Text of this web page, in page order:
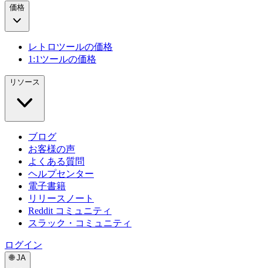
価格
レトロツールの価格
1:1ツールの価格
リソース
ブログ
お客様の声
よくある質問
ヘルプセンター
電子書籍
リリースノート
Reddit コミュニティ
スラック・コミュニティ
ログイン
🌐 JA